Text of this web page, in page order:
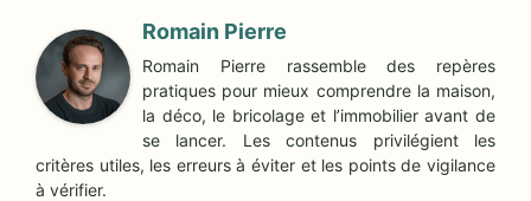
Romain Pierre
Romain Pierre rassemble des repères
pratiques pour mieux comprendre la maison,
la déco, le bricolage et l’immobilier avant de
se lancer. Les contenus privilégient les
critères utiles, les erreurs à éviter et les points de vigilance
à vérifier.